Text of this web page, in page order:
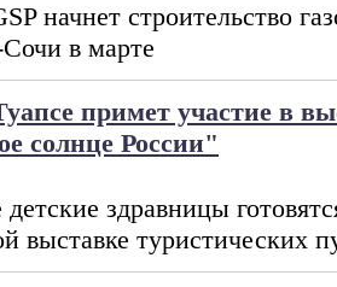
начнет строительство
в марте
примет участие в
солнце России"
здравницы
выставке туристических